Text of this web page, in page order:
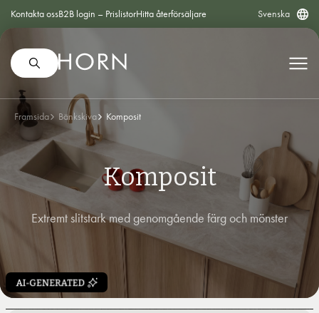
Kontakta ossB2B login – PrislistorHitta återförsäljare Svenska
Framsida Bänkskiva Komposit
Komposit
Extremt slitstark med genomgående färg och mönster